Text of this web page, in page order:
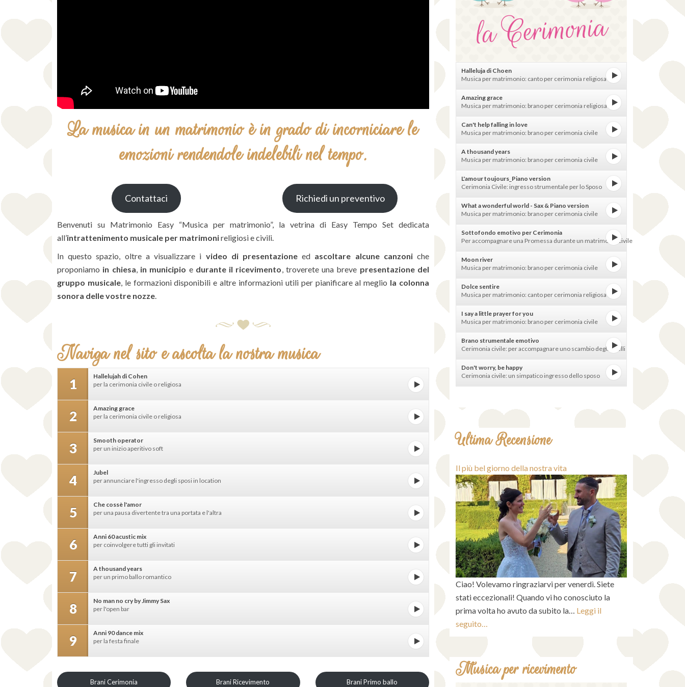
La musicain unmatrimonioè in grado di incorniciare le
emozioni rendendole indelebili nel tempo.
Contattaci Richiedi un preventivo
Benvenuti su Matrimonio Easy “Musica per matrimonio”, la vetrina di Easy Tempo Set dedicata
all’intrattenimento musicale per matrimonireligiosi e civili.
In questo spazio, oltre a visualizzare i video di presentazioneed ascoltare alcune canzoniche
proponiamo in chiesa in municipio e durante il ricevimento , troverete una breve presentazione del
gruppo musicale, le formazioni disponibili e altre informazioni utili per pianificare al meglio la colonna
sonora delle vostre nozze
Naviga nel sito e ascolta la nostra musica
1
Hallelujah di Cohen
per la cerimonia civile o religiosa
2
Amazing grace
per la cerimonia civile o religiosa
3
Smooth operator
per un inizio aperitivo soft
4
Jubel
per annunciare l'ingresso degli sposi in location
5
Che cossè l'amor
per una pausa divertente tra una portata e l'altra
6
Anni 60 acustic mix
per coinvolgere tutti gli invitati
7
A thousand years
per un primo ballo romantico
8
No man no cry by Jimmy Sax
per l'open bar
9
Anni 90 dance mix
per la festa finale
Brani Cerimonia Brani Ricevimento Brani Primo ballo
Halleluja di Choen
Musica per matrimonio: canto per cerimonia religiosa
Amazing grace
Musica per matrimonio: brano per cerimonia religiosa
Can't help falling in love
Musica per matrimonio: brano per cerimonia civile
A thousand years
Musica per matrimonio: brano per cerimonia civile
L'amour toujours_Piano version
Cerimonia Civile: ingresso strumentale per lo Sposo
What a wonderful world - Sax & Piano version
Musica per matrimonio: brano per cerimonia civile
Sottofondo emotivo per Cerimonia
Per accompagnare una Promessa durante un matrimonio civile
Moon river
Musica per matrimonio: brano per cerimonia civile
Dolce sentire
Musica per matrimonio: canto per cerimonia religiosa
I say a little prayer for you
Musica per matrimonio: brano per cerimonia civile
Brano strumentale emotivo
Cerimonia civile: per accompagnare uno scambio degli Anelli
Don't worry, be happy
Cerimonia civile: un simpatico ingresso dello sposo
Ultima Recensione
Il più bel giorno della nostra vita
Ciao! Volevamo ringraziarvi per venerdì. Siete
stati eccezionali! Quando vi ho conosciuto la
prima volta ho avuto da subito la… Leggi il
seguito…
Musica per ricevimento